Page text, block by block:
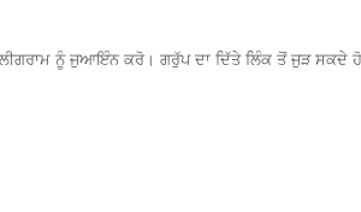
ਨੂੰ ਜੁਆਇੰਨ ਕਰੋ। ਗਰੁੱਪ ਦਾ ਦਿੱਤੇ ਲਿੰਕ ਤੋਂ ਜੁੜ ਸਕਦੇ